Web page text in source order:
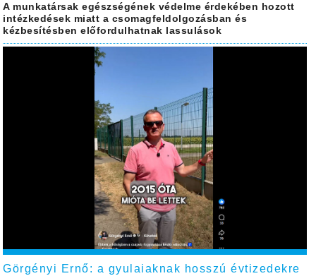
A munkatársak egészségének védelme érdekében hozott
intézkedések miatt a csomagfeldolgozásban és
kézbesítésben előfordulhatnak lassulások
Görgényi Ernő: a gyulaiaknak hosszú évtizedekre